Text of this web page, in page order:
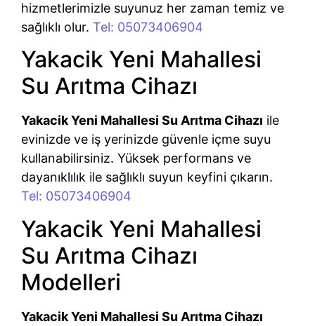
hizmetlerimizle suyunuz her zaman temiz ve
sağlıklı olur. Tel: 05073406904
Yakacik Yeni Mahallesi
Su Arıtma Cihazı
Yakacik Yeni Mahallesi Su Arıtma Cihazı ile
evinizde ve iş yerinizde güvenle içme suyu
kullanabilirsiniz. Yüksek performans ve
dayanıklılık ile sağlıklı suyun keyfini çıkarın.
Tel: 05073406904
Yakacik Yeni Mahallesi
Su Arıtma Cihazı
Modelleri
Yakacik Yeni Mahallesi Su Arıtma Cihazı